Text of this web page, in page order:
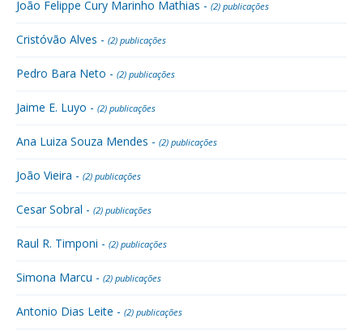
João Felippe Cury Marinho Mathias - (2) publicações
Cristóvão Alves - (2) publicações
Pedro Bara Neto - (2) publicações
Jaime E. Luyo - (2) publicações
Ana Luiza Souza Mendes - (2) publicações
João Vieira - (2) publicações
Cesar Sobral - (2) publicações
Raul R. Timponi - (2) publicações
Simona Marcu - (2) publicações
Antonio Dias Leite - (2) publicações